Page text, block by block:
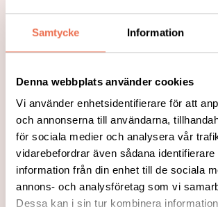
Samtycke Information
Denna webbplats använder cookies
Vi använder enhetsidentifierare för att
och annonserna till användarna,
för sociala medier och analysera vår
vidarebefordrar även sådana identifierare
information från din enhet till de sociala
annons- och analysföretag som vi
Dessa kan i sin tur kombinera
400 000 kr
Stort bidrag till forskning
neuropatisk smärta
Långvarig neuropatisk